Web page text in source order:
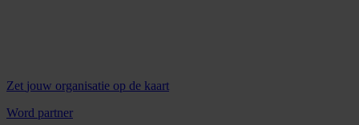
Zet jouw organisatie op de kaart
Word partner